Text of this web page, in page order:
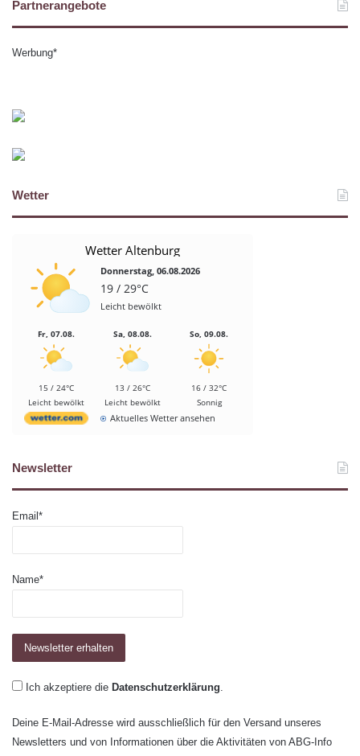
Partnerangebote
Werbung*
Wetter
Wetter Altenburg
Donnerstag, 06.08.2026
19 / 29°C
Leicht bewölkt
Fr, 07.08.
15 / 24°C
Leicht bewölkt
Sa, 08.08.
13 / 26°C
Leicht bewölkt
So, 09.08.
16 / 32°C
Sonnig
Aktuelles Wetter ansehen
Newsletter
Email*
Name*
Ich akzeptiere die Datenschutzerklärung.
Deine E-Mail-Adresse wird ausschließlich für den Versand unseres
Newsletters und von Informationen über die Aktivitäten von ABG-Info